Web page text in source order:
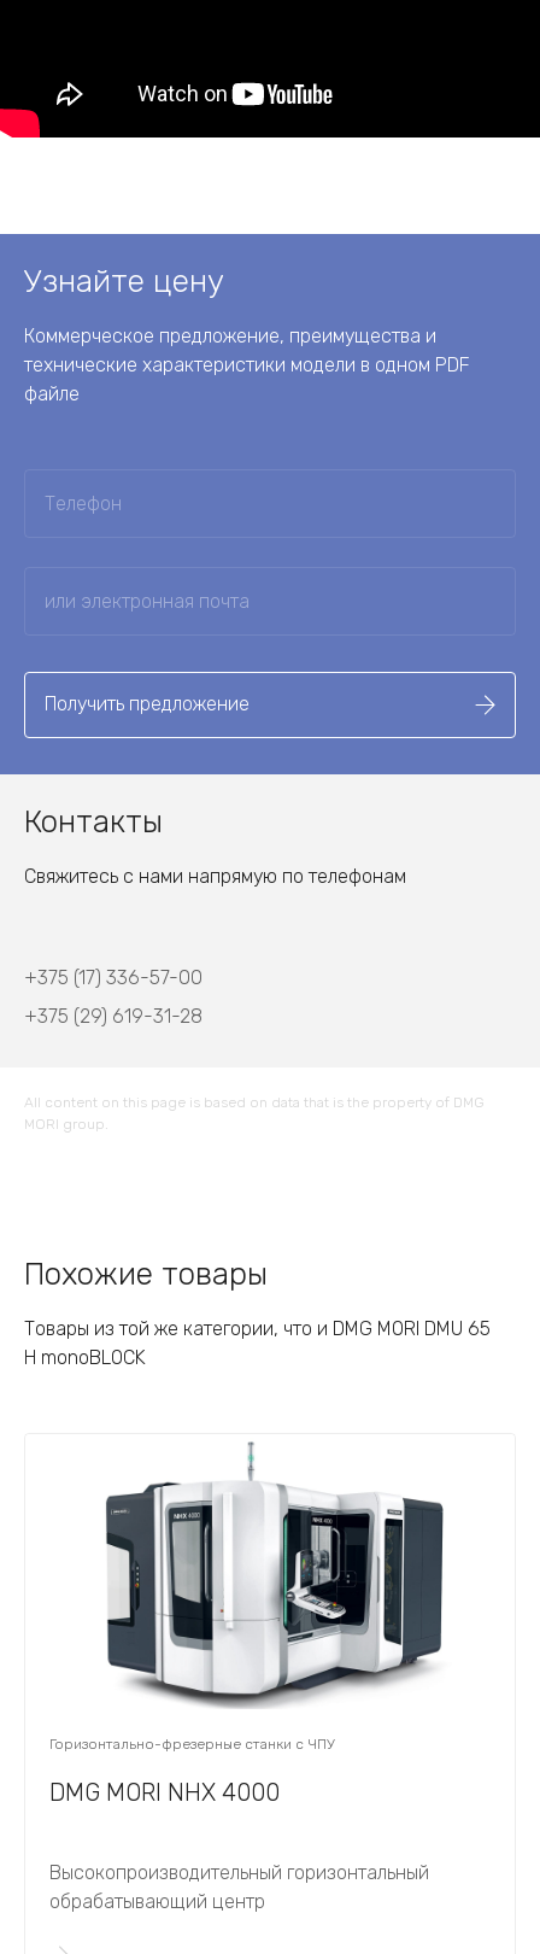
Узнайте цену
Коммерческое предложение, преимущества и
технические характеристики модели в одном PDF
файле
Получить предложение
Контакты
Свяжитесь с нами напрямую по телефонам
+375 (17) 336-57-00
+375 (29) 619-31-28
All content on this page is based on data that is the property of DMG
MORI group.
Похожие товары
Товары из той же категории, что и DMG MORI DMU 65
H monoBLOCK​​​​​​​
Горизонтально-фрезерные станки с ЧПУ
DMG MORI NHX 4000
Высокопроизводительный горизонтальный
обрабатывающий центр